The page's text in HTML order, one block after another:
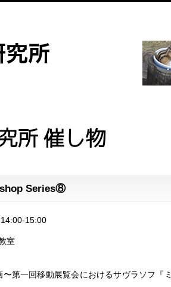
所 催し物
Series⑧
15:00
室
第一回移動展覧会におけるサヴラソフ『